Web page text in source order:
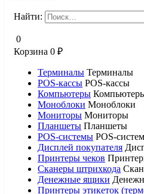
Найти:
0
Корзина 0 ₽
Терминалы Терминалы
POS-кассы POS-кассы
Компьютеры
Моноблоки Моноблоки
Мониторы Мониторы
Планшеты Планшеты
POS-системы POS-
Дисплей покупателя
Принтеры чеков
Сканеры штрихкода
Денежные ящики
Принтеры этикеток